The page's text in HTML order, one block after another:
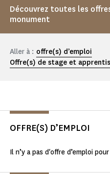
Découvrez toutes les
monument
Aller à : offre(s) d’emploi
Offre(s) de stage et
OFFRE(S) D’EMPLOI
Il n’y a pas d'offre d’emploi